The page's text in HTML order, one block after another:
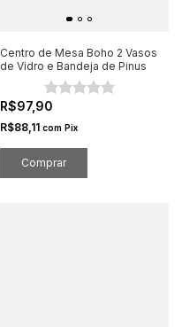
Centro de Mesa Boho 2 Vasos
de Vidro e Bandeja de Pinus
R$97,90
R$88,11 com Pix